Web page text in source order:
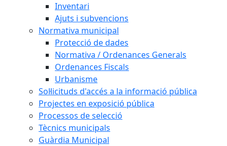
Inventari
Ajuts i subvencions
Normativa municipal
Protecció de dades
Normativa / Ordenances Generals
Ordenances Fiscals
Urbanisme
Sol·licituds d'accés a la informació pública
Projectes en exposició pública
Processos de selecció
Tècnics municipals
Guàrdia Municipal